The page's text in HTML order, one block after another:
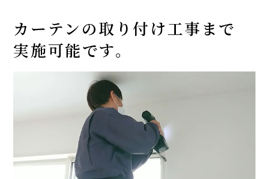
カーテンの取り付け工事まで
実施可能です。